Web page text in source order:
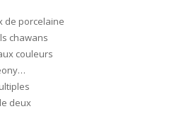
de porcelaine
chawans
couleurs
deux